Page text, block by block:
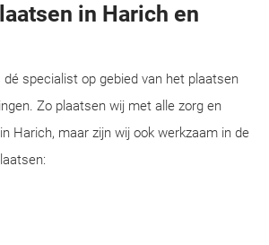
in Harich en
specialist op gebied van het plaatsen
Zo plaatsen wij met alle zorg en
Harich, maar zijn wij ook werkzaam in de